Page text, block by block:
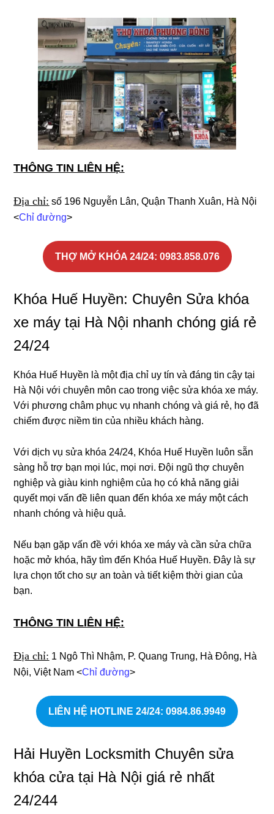
THÔNG TIN LIÊN HỆ:
Địa chỉ: số 196 Nguyễn Lân, Quận Thanh Xuân, Hà Nội
<Chỉ đường>
THỢ MỞ KHÓA 24/24: 0983.858.076
Khóa Huế Huyền: Chuyên Sửa khóa
xe máy tại Hà Nội nhanh chóng giá rẻ
24/24
Khóa Huế Huyền là một địa chỉ uy tín và đáng tin cậy tại
Hà Nội với chuyên môn cao trong việc sửa khóa xe máy.
Với phương châm phục vụ nhanh chóng và giá rẻ, họ đã
chiếm được niềm tin của nhiều khách hàng.
Với dịch vụ sửa khóa 24/24, Khóa Huế Huyền luôn sẵn
sàng hỗ trợ bạn mọi lúc, mọi nơi. Đội ngũ thợ chuyên
nghiệp và giàu kinh nghiệm của họ có khả năng giải
quyết mọi vấn đề liên quan đến khóa xe máy một cách
nhanh chóng và hiệu quả.
Nếu bạn gặp vấn đề với khóa xe máy và cần sửa chữa
hoặc mở khóa, hãy tìm đến Khóa Huế Huyền. Đây là sự
lựa chọn tốt cho sự an toàn và tiết kiệm thời gian của
bạn.
THÔNG TIN LIÊN HỆ:
Địa chỉ: 1 Ngô Thì Nhậm, P. Quang Trung, Hà Đông, Hà
Nội, Việt Nam <Chỉ đường>
LIÊN HỆ HOTLINE 24/24: 0984.86.9949
Hải Huyền Locksmith Chuyên sửa
khóa cửa tại Hà Nội giá rẻ nhất
24/244